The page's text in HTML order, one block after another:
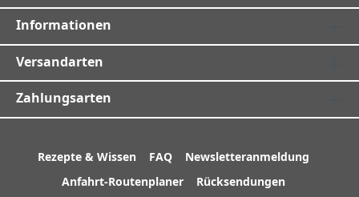
Informationen
Versandarten
Zahlungsarten
Rezepte & Wissen FAQ
Newsletteranmeldung
Anfahrt-Routenplaner
Rücksendungen